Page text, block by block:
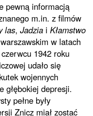
pewną informacją
m.in. z filmów
las,Jadzia iKłamstwo
w latach
1942 roku
udało się
wojennych
głębokiej depresji.
pełne były
Znicz miał zostać